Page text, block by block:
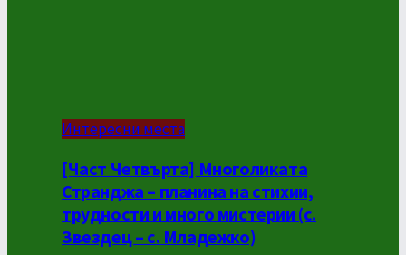
Интересни места
[Част Четвърта] Многоликата
Странджа – планина на стихии,
трудности и много мистерии (с.
Звездец – с. Младежко)